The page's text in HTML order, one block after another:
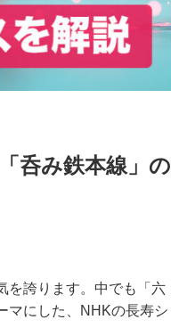
呑み鉄本線」の
を誇ります。中でも「六
マにした、NHKの長寿シ